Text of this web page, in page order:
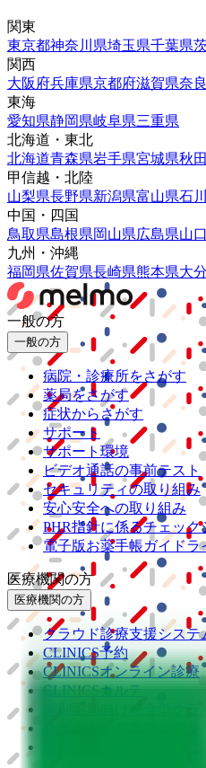
関東
東京都神奈川県埼玉県千葉県
関西
大阪府兵庫県京都府滋賀県奈
東海
愛知県静岡県岐阜県三重県
北海道・東北
北海道青森県岩手県宮城県秋
甲信越・北陸
山梨県長野県新潟県富山県石
中国・四国
鳥取県島根県岡山県広島県山
九州・沖縄
福岡県佐賀県長崎県熊本県大
一般の方
一般の方
病院・診療所をさがす
薬局をさがす
症状からさがす
サポート
サポート環境
ビデオ通話の事前テスト
セキュリティの取り組み
安心安全への取り組み
PHR指針に係るチェッ
電子版お薬手帳ガイド
医療機関の方
医療機関の方
クラウド診療支援システ
CLINICS予約
CLINICSオンライン診療
CLINICSカルテ
調剤薬局向け統合型ク
支援
掲載情報の修正・削除は